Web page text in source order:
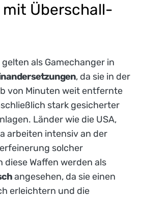
Überschall-
als Gamechanger in
, da sie in der
von Minuten weit entfernte
stark gesicherter
Länder wie die USA,
arbeiten intensiv an der
solcher
diese Waffen werden als
angesehen, da sie einen
erleichtern und die